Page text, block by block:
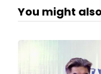
You might